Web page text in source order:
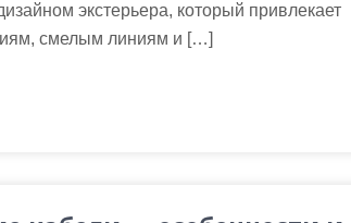
экстерьера, который привлекает
смелым линиям и […]